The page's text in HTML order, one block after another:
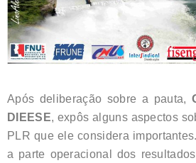
Após deliberação sobre a pauta,
DIEESE, expôs alguns aspectos
PLR que ele considera
a parte operacional dos